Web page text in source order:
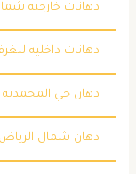
دهانات خارجيه
دهانات داخليه
دهان حي المحمديه
دهان شمال الرياض